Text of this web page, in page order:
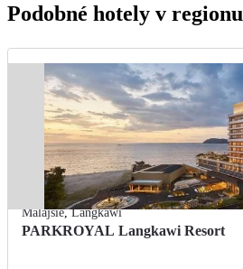
Podobné hotely v regionu
Malajsie,Langkawi
PARKROYAL Langkawi Resort